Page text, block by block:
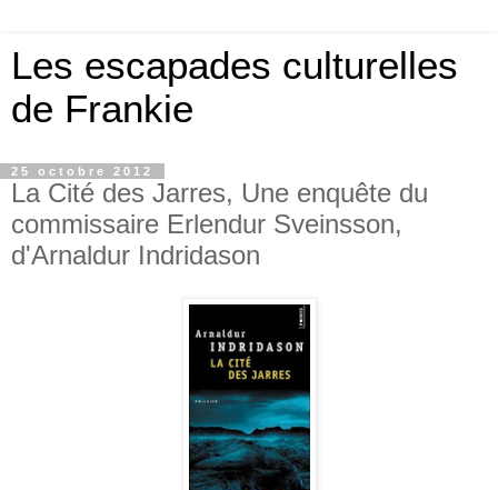
Les escapades culturelles
de Frankie
25 octobre 2012
La Cité des Jarres, Une enquête du
commissaire Erlendur Sveinsson,
d'Arnaldur Indridason